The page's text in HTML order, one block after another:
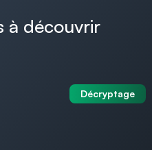
à découvrir
Décryptage